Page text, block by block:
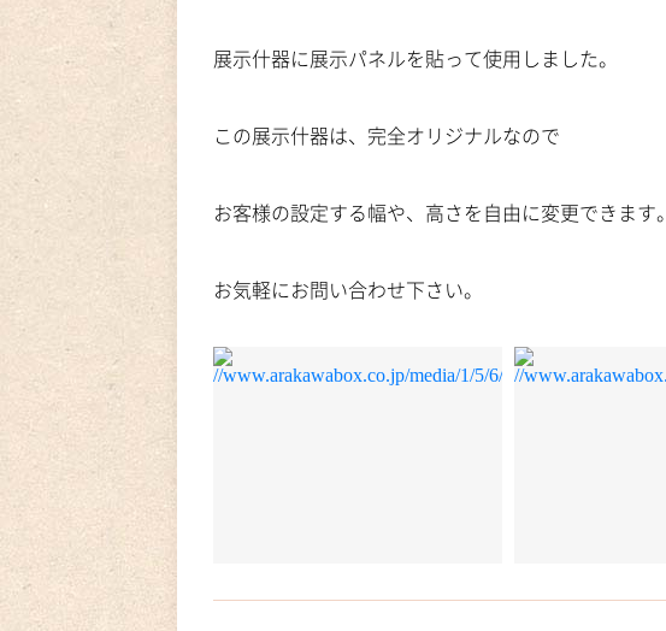
展示什器に展示パネルを貼って使用しました。
この展示什器は、完全オリジナルなので
お客様の設定する幅や、高さを自由に変更できます。
お気軽にお問い合わせ下さい。